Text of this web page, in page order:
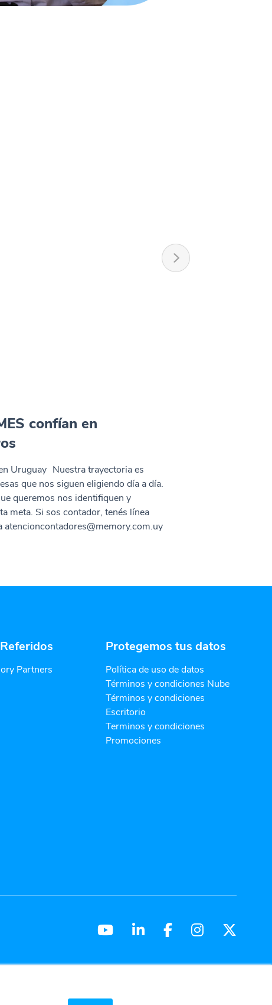
confían en
Uruguay Nuestra trayectoria es
que nos siguen eligiendo día a día.
queremos nos identifiquen y
meta. Si sos contador, tenés línea
atencioncontadores@memory.com.uy
Partners
Protegemos tus datos
Política de uso de datos
Términos y condiciones Nube
Términos y condiciones
Escritorio
Terminos y condiciones
Promociones